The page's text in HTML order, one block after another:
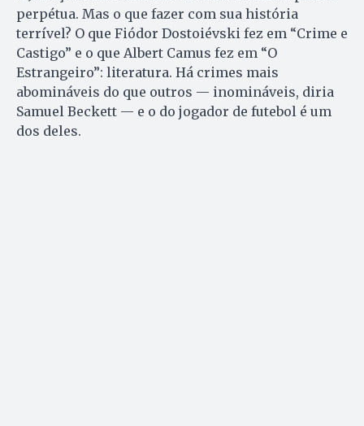
perpétua. Mas o que fazer com sua história
terrível? O que Fiódor Dostoiévski fez em “Crime e
Castigo” e o que Albert Camus fez em “O
Estrangeiro”: literatura. Há crimes mais
abomináveis do que outros — inomináveis, diria
Samuel Beckett — e o do jogador de futebol é um
dos deles.